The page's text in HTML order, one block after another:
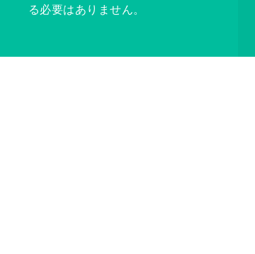
る必要はありません。